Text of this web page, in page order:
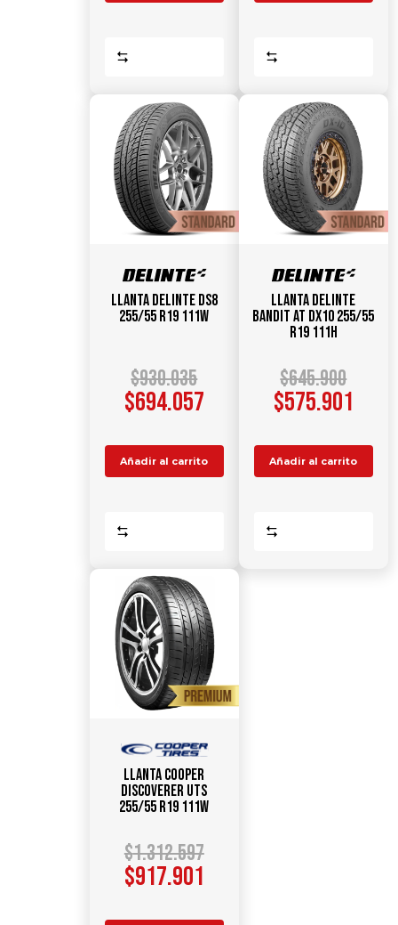
Llanta DELINTE DS8
255/55 R19 111W
$930.035
$694.057
Añadir al carrito
Llanta DELINTE
Bandit AT DX10 255/55
R19 111H
$645.900
$575.901
Añadir al carrito
Llanta COOPER
DISCOVERER UTS
255/55 R19 111W
$1.312.597
$917.901